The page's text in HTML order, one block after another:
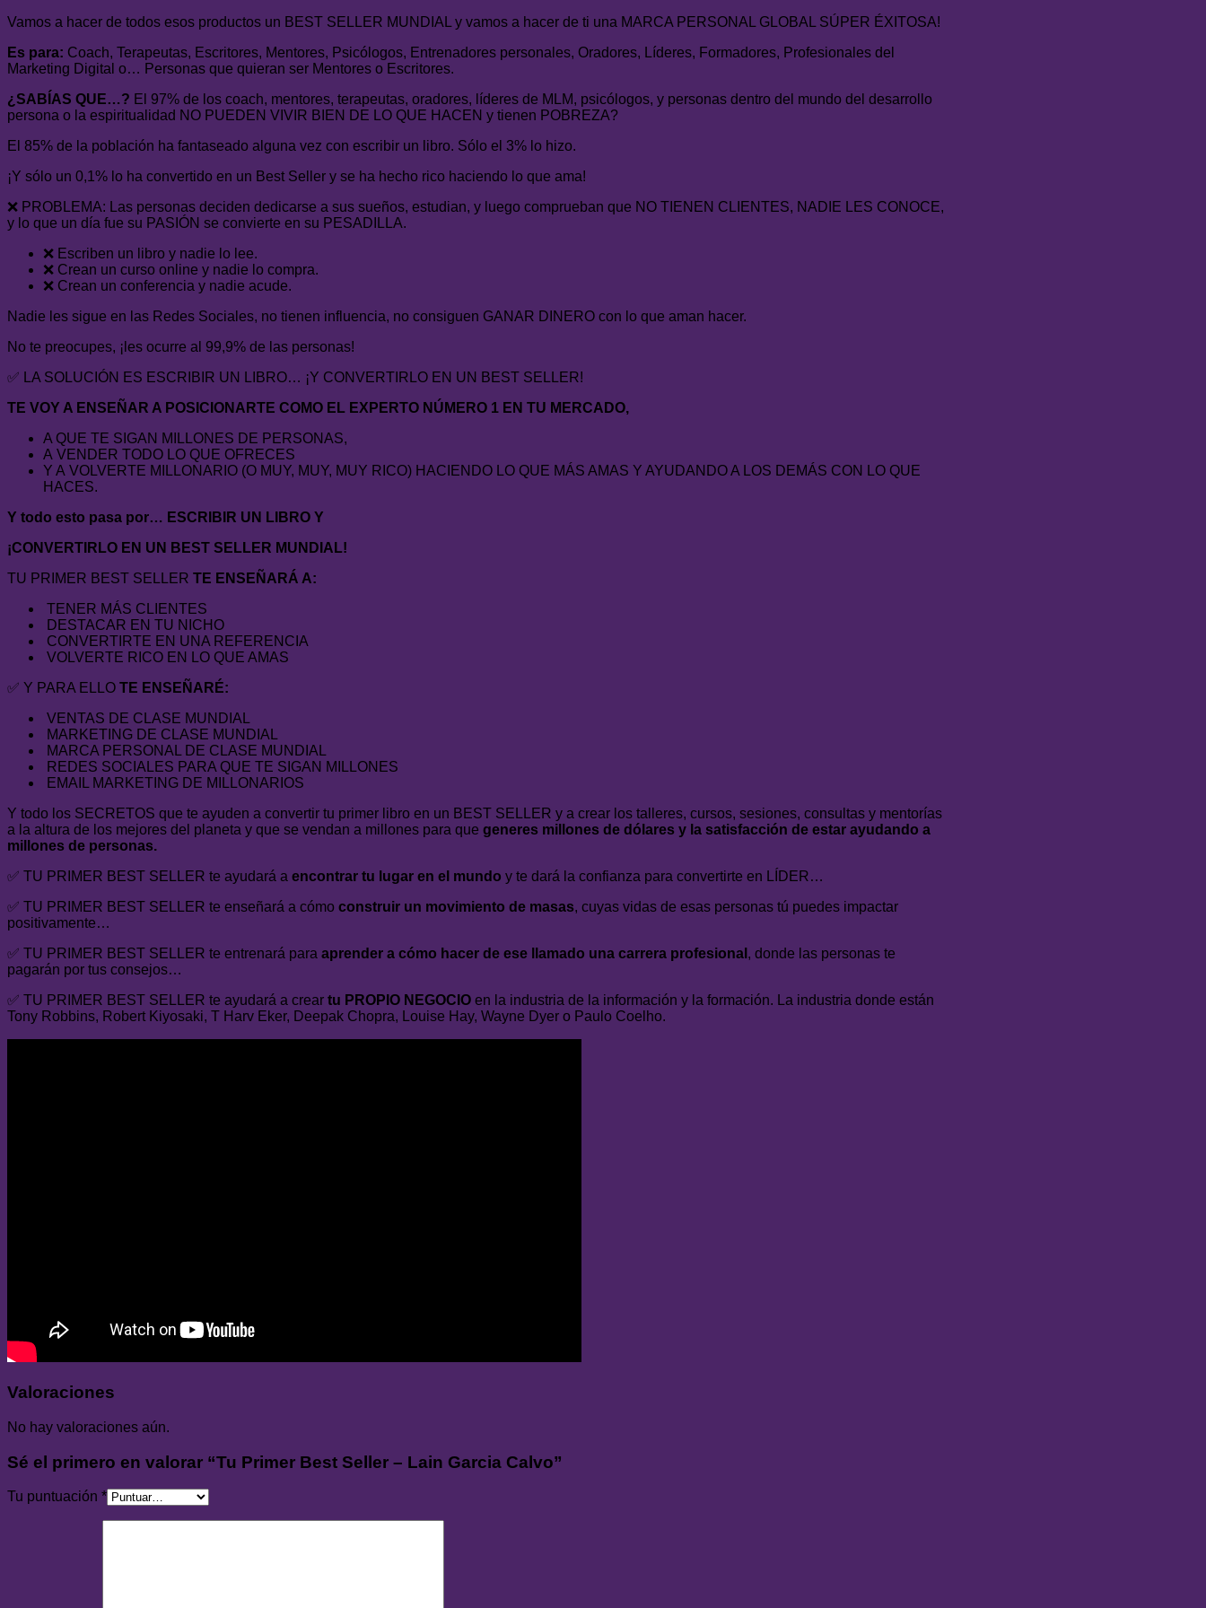
Vamos a hacer de todos esos productos un BEST SELLER MUNDIAL y vamos a hacer de ti una MARCA PERSONAL GLOBAL SÚPER ÉXITOSA!
Es para: Coach, Terapeutas, Escritores, Mentores, Psicólogos, Entrenadores personales, Oradores, Líderes, Formadores, Profesionales del
Marketing Digital o… Personas que quieran ser Mentores o Escritores.
¿SABÍAS QUE…? El 97% de los coach, mentores, terapeutas, oradores, líderes de MLM, psicólogos, y personas dentro del mundo del desarrollo
persona o la espiritualidad NO PUEDEN VIVIR BIEN DE LO QUE HACEN y tienen POBREZA?
El 85% de la población ha fantaseado alguna vez con escribir un libro. Sólo el 3% lo hizo.
¡Y sólo un 0,1% lo ha convertido en un Best Seller y se ha hecho rico haciendo lo que ama!
❌ PROBLEMA: Las personas deciden dedicarse a sus sueños, estudian, y luego comprueban que NO TIENEN CLIENTES, NADIE LES CONOCE,
y lo que un día fue su PASIÓN se convierte en su PESADILLA.
❌ Escriben un libro y nadie lo lee.
❌ Crean un curso online y nadie lo compra.
❌ Crean un conferencia y nadie acude.
Nadie les sigue en las Redes Sociales, no tienen influencia, no consiguen GANAR DINERO con lo que aman hacer.
No te preocupes, ¡les ocurre al 99,9% de las personas!
✅ LA SOLUCIÓN ES ESCRIBIR UN LIBRO… ¡Y CONVERTIRLO EN UN BEST SELLER!
TE VOY A ENSEÑAR A POSICIONARTE COMO EL EXPERTO NÚMERO 1 EN TU MERCADO,
A QUE TE SIGAN MILLONES DE PERSONAS,
A VENDER TODO LO QUE OFRECES
Y A VOLVERTE MILLONARIO (O MUY, MUY, MUY RICO) HACIENDO LO QUE MÁS AMAS Y AYUDANDO A LOS DEMÁS CON LO QUE
HACES.
Y todo esto pasa por… ESCRIBIR UN LIBRO Y
¡CONVERTIRLO EN UN BEST SELLER MUNDIAL!
TU PRIMER BEST SELLER TE ENSEÑARÁ A:
TENER MÁS CLIENTES
DESTACAR EN TU NICHO
CONVERTIRTE EN UNA REFERENCIA
VOLVERTE RICO EN LO QUE AMAS
✅ Y PARA ELLO TE ENSEÑARÉ:
VENTAS DE CLASE MUNDIAL
MARKETING DE CLASE MUNDIAL
MARCA PERSONAL DE CLASE MUNDIAL
REDES SOCIALES PARA QUE TE SIGAN MILLONES
EMAIL MARKETING DE MILLONARIOS
Y todo los SECRETOS que te ayuden a convertir tu primer libro en un BEST SELLER y a crear los talleres, cursos, sesiones, consultas y mentorías
a la altura de los mejores del planeta y que se vendan a millones para que generes millones de dólares y la satisfacción de estar ayudando a
millones de personas.
✅ TU PRIMER BEST SELLER te ayudará a encontrar tu lugar en el mundo y te dará la confianza para convertirte en LÍDER…
✅ TU PRIMER BEST SELLER te enseñará a cómo construir un movimiento de masas, cuyas vidas de esas personas tú puedes impactar
positivamente…
✅ TU PRIMER BEST SELLER te entrenará para aprender a cómo hacer de ese llamado una carrera profesional , donde las personas te
pagarán por tus consejos…
✅ TU PRIMER BEST SELLER te ayudará a crear tu PROPIO NEGOCIO en la industria de la información y la formación. La industria donde están
Tony Robbins, Robert Kiyosaki, T Harv Eker, Deepak Chopra, Louise Hay, Wayne Dyer o Paulo Coelho.
Valoraciones
No hay valoraciones aún.
Sé el primero en valorar “Tu Primer Best Seller – Lain Garcia Calvo”
Tu puntuación *